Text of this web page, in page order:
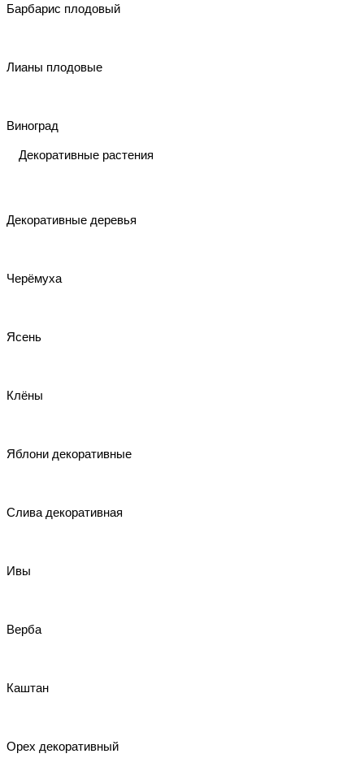
Барбарис плодовый
Лианы плодовые
Виноград
Декоративные растения
Декоративные деревья
Черёмуха
Ясень
Клёны
Яблони декоративные
Слива декоративная
Ивы
Верба
Каштан
Орех декоративный